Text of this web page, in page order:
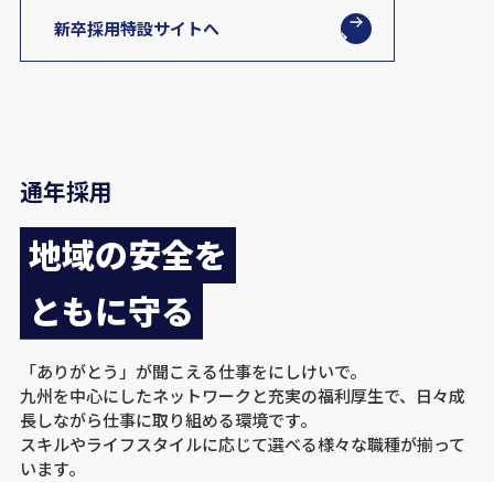
新卒採用特設サイトへ
通年採用
地域の安全を
ともに守る
「ありがとう」が聞こえる仕事をにしけいで。
九州を中心にしたネットワークと充実の福利厚生で、日々成
長しながら仕事に取り組める環境です。
スキルやライフスタイルに応じて選べる様々な職種が揃って
います。